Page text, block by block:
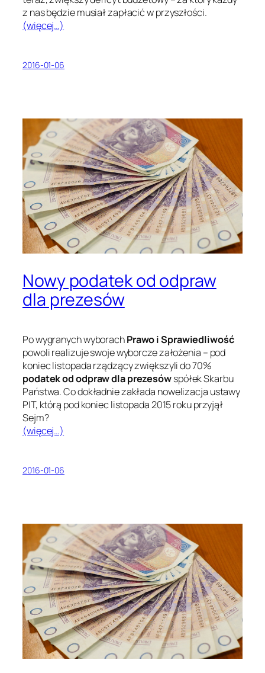
z nas będzie musiał zapłacić w przyszłości.
(więcej…)
2016-01-06
Nowy podatek od odpraw
dla prezesów
Po wygranych wyborachPrawo i Sprawiedliwość
powoli realizuje swoje wyborcze założenia – pod
koniec listopada rządzący zwiększyli do 70%
podatek od odpraw dla prezesówspółek Skarbu
Państwa. Co dokładnie zakłada nowelizacja ustawy
PIT, którą pod koniec listopada 2015 roku przyjął
Sejm?
(więcej…)
2016-01-06